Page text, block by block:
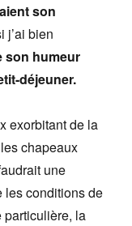
son
j’ai bien
son humeur
déjeuner.
exorbitant de la
chapeaux
une
les conditions de
particulière, la